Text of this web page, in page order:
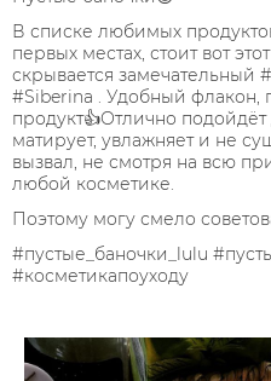
В списке любимых
первых местах, стоит вот
скрывается замечательный
#Siberina . Удобный флакон,
продукт👍Отлично
матирует, увлажняет и не
вызвал, не смотря на всю
любой косметике.
Поэтому могу смело
#пустые_баночки_lulu
#косметикапоуходу